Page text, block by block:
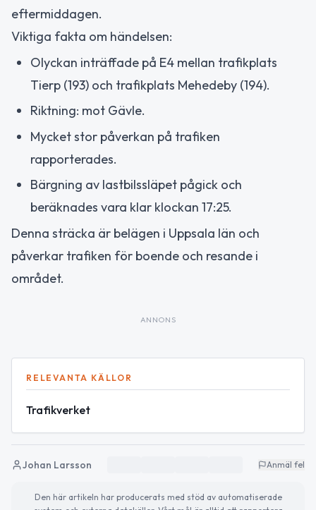
eftermiddagen.
Viktiga fakta om händelsen:
Olyckan inträffade på E4 mellan trafikplats
Tierp (193) och trafikplats Mehedeby (194).
Riktning: mot Gävle.
Mycket stor påverkan på trafiken
rapporterades.
Bärgning av lastbilssläpet pågick och
beräknades vara klar klockan 17:25.
Denna sträcka är belägen i Uppsala län och
påverkar trafiken för boende och resande i
området.
ANNONS
RELEVANTA KÄLLOR
Trafikverket
Johan Larsson Anmäl fel
Den här artikeln har producerats med stöd av automatiserade